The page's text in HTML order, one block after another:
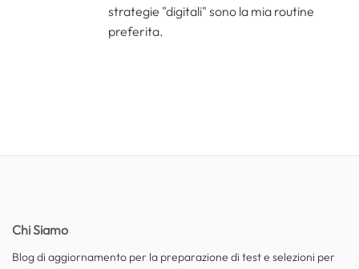
strategie "digitali" sono la mia routine
preferita.
Chi Siamo
Blog di aggiornamento per la preparazione di test e selezioni per